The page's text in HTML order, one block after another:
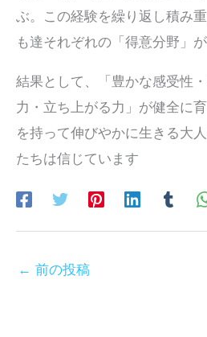
ぶ。この経験を繰り返し積み
も達それぞれの「得意分野」
結果として、「豊かな感受性
力・立ち上がる力」が健全に
を持って伸びやかに生きる大
たちは信じています
← 前の投稿